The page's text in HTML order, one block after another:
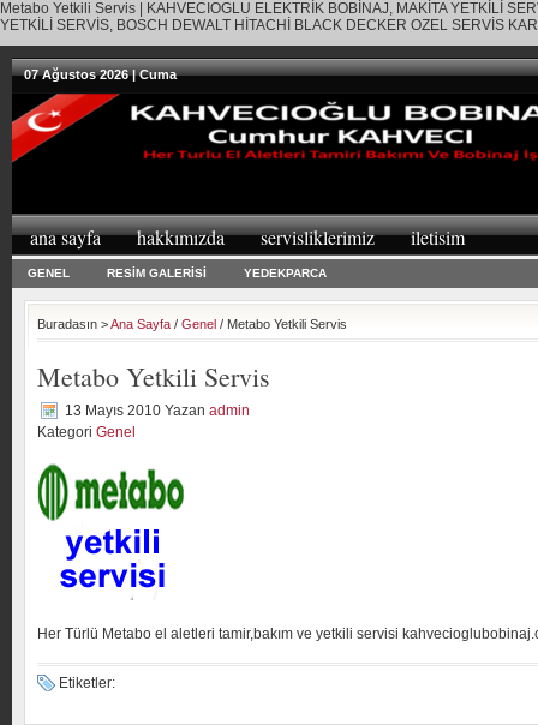
Metabo Yetkili Servis | KAHVECIOGLU ELEKTRİK BOBİNAJ, MAKİTA YETKİLİ
YETKİLİ SERVİS, BOSCH DEWALT HİTACHİ BLACK DECKER OZEL SERVİS
07 Ağustos 2026 | Cuma
ana sayfa hakkımızda servisliklerimiz iletisim
GENEL RESİM GALERİSİ YEDEKPARCA
Buradasın >Ana Sayfa / Genel / Metabo Yetkili Servis
Metabo Yetkili Servis
13 Mayıs 2010 Yazan admin
Kategori Genel
Her Türlü Metabo el aletleri tamir,bakım ve yetkili servisi
Etiketler: